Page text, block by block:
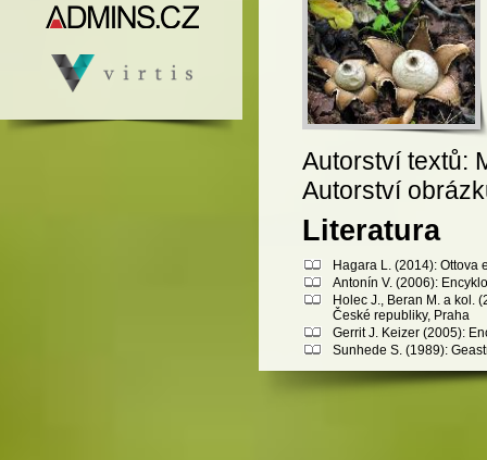
Autorství textů:
Autorství
Literatura
Hagara L. (2014): Ottova
Antonín V. (2006):
Holec J., Beran M. a kol.
České republiky, Praha
Gerrit J. Keizer (2005):
Sunhede S. (1989):